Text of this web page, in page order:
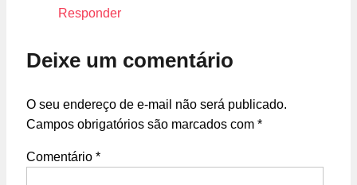
Responder
Deixe um comentário
O seu endereço de e-mail não será publicado.
Campos obrigatórios são marcados com *
Comentário *